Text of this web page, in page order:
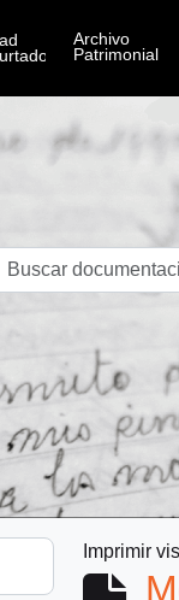
Imprimir